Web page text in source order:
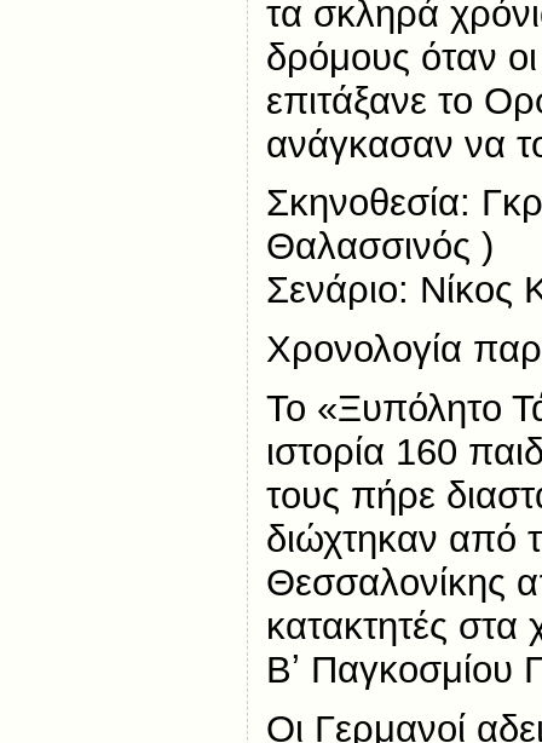
τα σκληρά
δρόμους όταν
επιτάξανε το
ανάγκασαν να
Σκηνοθεσία:
Θαλασσινός )
Σενάριο: Νίκος
Χρονολογία
Το «Ξυπόλητο
ιστορία 160
τους πήρε
διώχτηκαν από
Θεσσαλονίκης
κατακτητές στα
Bʼ Παγκοσμίου
Οι Γερμανοί